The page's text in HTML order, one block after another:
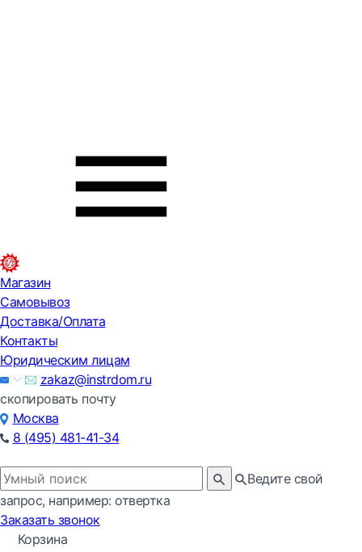
Магазин
Самовывоз
Доставка/Оплата
Контакты
Юридическим лицам
zakaz@instrdom.ru
скопировать почту
Москва
8 (495) 481-41-34
Ведите свой
запрос, например: отвертка
Заказать звонок
Корзина